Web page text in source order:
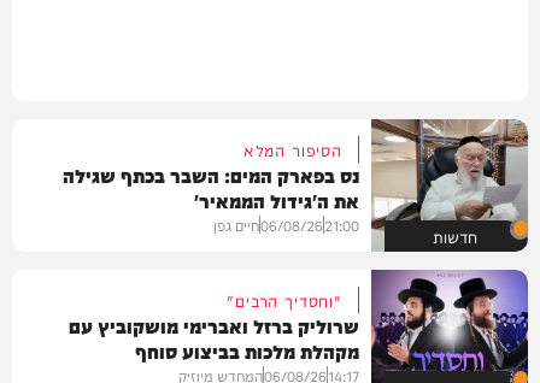
חדשות
הסיפור המלא
נס בפארק המים: השבר בכתף שגילה
את ה'גידול הממאיר'
21:00
06/08/26חיים גפן
"וחסדיך הרבים"
שרוליק ברזל ואברימי מושקוביץ עם
מקהלת מלכות בביצוע סוחף
14:17
06/08/26המחדש מיוזיק